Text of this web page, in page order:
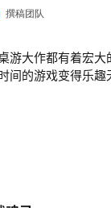
撰稿团队
游大作都有着宏
间的游戏变得乐趣